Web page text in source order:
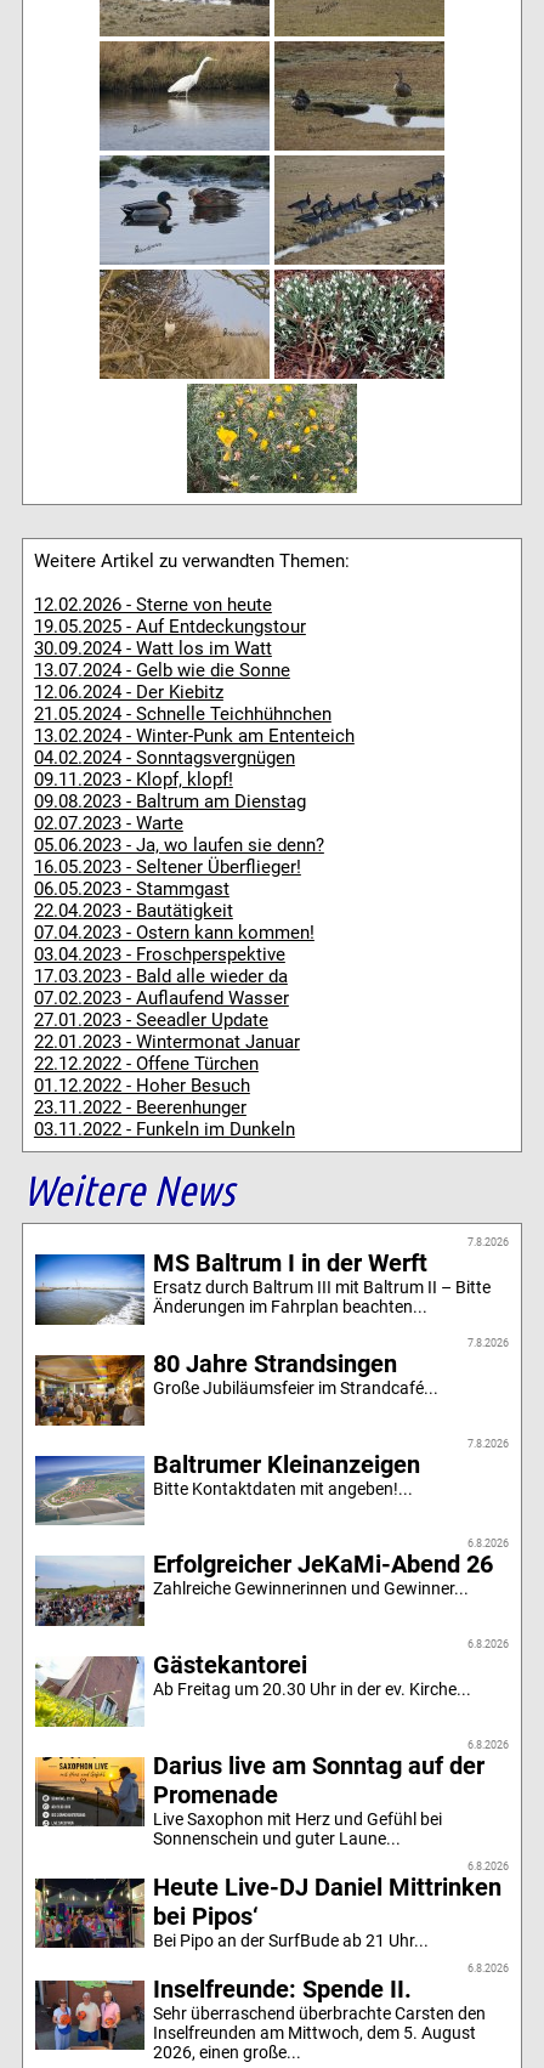
Weitere Artikel zu verwandten Themen:
12.02.2026 - Sterne von heute
19.05.2025 - Auf Entdeckungstour
30.09.2024 - Watt los im Watt
13.07.2024 - Gelb wie die Sonne
12.06.2024 - Der Kiebitz
21.05.2024 - Schnelle Teichhühnchen
13.02.2024 - Winter-Punk am Ententeich
04.02.2024 - Sonntagsvergnügen
09.11.2023 - Klopf, klopf!
09.08.2023 - Baltrum am Dienstag
02.07.2023 - Warte
05.06.2023 - Ja, wo laufen sie denn?
16.05.2023 - Seltener Überflieger!
06.05.2023 - Stammgast
22.04.2023 - Bautätigkeit
07.04.2023 - Ostern kann kommen!
03.04.2023 - Froschperspektive
17.03.2023 - Bald alle wieder da
07.02.2023 - Auflaufend Wasser
27.01.2023 - Seeadler Update
22.01.2023 - Wintermonat Januar
22.12.2022 - Offene Türchen
01.12.2022 - Hoher Besuch
23.11.2022 - Beerenhunger
03.11.2022 - Funkeln im Dunkeln
Weitere News
7.8.2026
MS Baltrum I in der Werft
Ersatz durch Baltrum III mit Baltrum II – Bitte
Änderungen im Fahrplan beachten...
7.8.2026
80 Jahre Strandsingen
Große Jubiläumsfeier im Strandcafé...
7.8.2026
Baltrumer Kleinanzeigen
Bitte Kontaktdaten mit angeben!...
6.8.2026
Erfolgreicher JeKaMi-Abend 26
Zahlreiche Gewinnerinnen und Gewinner...
6.8.2026
Gästekantorei
Ab Freitag um 20.30 Uhr in der ev. Kirche...
6.8.2026
Darius live am Sonntag auf der
Promenade
Live Saxophon mit Herz und Gefühl bei
Sonnenschein und guter Laune...
6.8.2026
Heute Live-DJ Daniel Mittrinken
bei Pipos‘
Bei Pipo an der SurfBude ab 21 Uhr...
6.8.2026
Inselfreunde: Spende II.
Sehr überraschend überbrachte Carsten den
Inselfreunden am Mittwoch, dem 5. August
2026, einen große...